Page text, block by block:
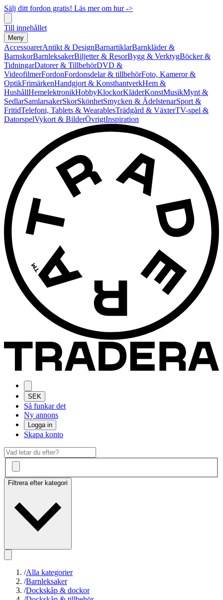
Sälj ditt fordon gratis! Läs mer om hur ->
Till innehållet
Meny
AccessoarerAntikt & DesignBarnartiklarBarnkläder &
BarnskorBarnleksakerBiljetter & ResorBygg & VerktygBöcker &
TidningarDatorer & TillbehörDVD &
VideofilmerFordonFordonsdelar & tillbehörFoto, Kameror &
OptikFrimärkenHandgjort & KonsthantverkHem &
HushållHemelektronikHobbyKlockorKläderKonstMusikMynt &
SedlarSamlarsakerSkorSkönhetSmycken & ÄdelstenarSport &
FritidTelefoni, Tablets & WearablesTrädgård & VäxterTV-spel &
DatorspelVykort & BilderÖvrigtInspiration
SEK
Så funkar det
Ny annons
Logga in
Skapa konto
Filtrera efter kategori
/Alla kategorier
/Barnleksaker
/Dockskåp & dockor